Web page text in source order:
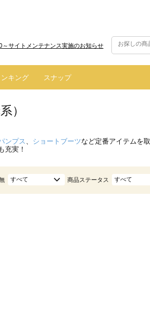
サイトメンテナンス実施のお知らせ
ンキング スナップ
）
ンプス ショートブーツなど定番アイテムを
充実！
すべて 商品ステータス すべて